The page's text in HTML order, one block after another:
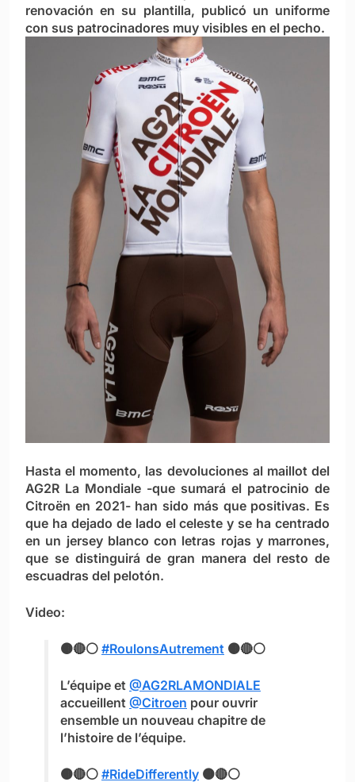
renovación en su plantilla, publicó un uniforme
con sus patrocinadores muy visibles en el pecho.
Hasta el momento, las devoluciones al maillot del
AG2R La Mondiale -que sumará el patrocinio de
Citroën en 2021- han sido más que positivas. Es
que ha dejado de lado el celeste y se ha centrado
en un jersey blanco con letras rojas y marrones,
que se distinguirá de gran manera del resto de
escuadras del pelotón.
Video:
🟤🔴⚪ #RoulonsAutrement 🟤🔴⚪
L’équipe et @AG2RLAMONDIALE
accueillent @Citroen pour ouvrir
ensemble un nouveau chapitre de
l’histoire de l’équipe.
🟤🔴⚪ #RideDifferently 🟤🔴⚪